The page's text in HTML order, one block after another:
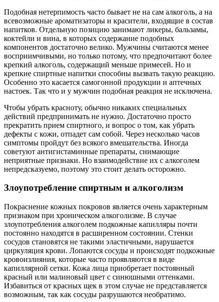
Подобная нетерпимость часто бывает не на сам алкоголь, а на
всевозможные ароматизаторы и красители, входящие в состав
напитков. Отдельную позицию занимают ликеры, бальзамы,
коктейли и вина, в которых содержание подобных
компонентов достаточно велико. Мужчины считаются менее
восприимчивыми, но только потому, что предпочитают более
крепкий алкоголь, содержащий меньше примесей. Но и
крепкие спиртные напитки способны вызвать такую реакцию.
Особенно это касается самогонной продукции и аптечных
настоек. Так что и у мужчин подобная реакция не исключена.
Чтобы убрать красноту, обычно никаких специальных
действий предпринимать не нужно. Достаточно просто
прекратить прием спиртного, и вопрос о том, как убрать
дефекты с кожи, отпадет сам собой. Через несколько часов
симптомы пройдут без всякого вмешательства. Иногда
советуют антигистаминные препараты, снимающие
неприятные признаки. Но взаимодействие их с алкоголем
непредсказуемо, поэтому это стоит делать осторожно.
Злоупотребление спиртным и алкоголизм
Покраснение кожных покровов является очень характерным
признаком при хроническом алкоголизме. В случае
злоупотребления алкоголем подкожные капилляры почти
постоянно находятся в расширенном состоянии. Стенки
сосудов становятся не такими эластичными, нарушается
циркуляция крови. Лопаются сосуды и происходят подкожные
кровоизлияния, которые часто проявляются в виде
капиллярной сетки. Кожа лица приобретает постоянный
красный или малиновый цвет с синюшными оттенками.
Избавиться от красных щек в этом случае не представляется
возможным, так как сосуды разрушаются необратимо.